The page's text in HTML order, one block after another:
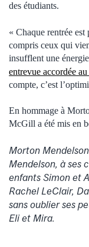
des étudiants.
« Chaque rentrée
compris ceux qui
insufflent une
entrevue accordée au
compte, c’est
En hommage à
McGill a été mis en
Morton
Mendelson, à ses
enfants Simon et
Rachel LeClair,
sans oublier ses
Eli et Mira.